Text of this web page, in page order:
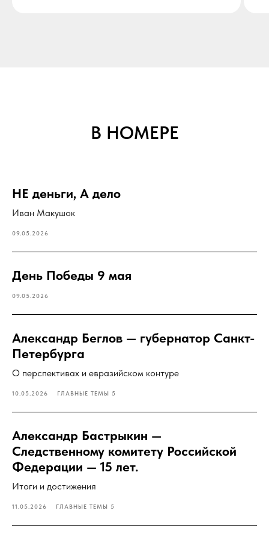
В НОМЕРЕ
НЕ деньги, А дело
Иван Макушок
09.05.2026
День Победы 9 мая
09.05.2026
Александр Беглов — губернатор Санкт-
Петербурга
О перспективах и евразийском контуре
10.05.2026 ГЛАВНЫЕ ТЕМЫ 5
Александр Бастрыкин —
Следственному комитету Российской
Федерации — 15 лет.
Итоги и достижения
11.05.2026 ГЛАВНЫЕ ТЕМЫ 5